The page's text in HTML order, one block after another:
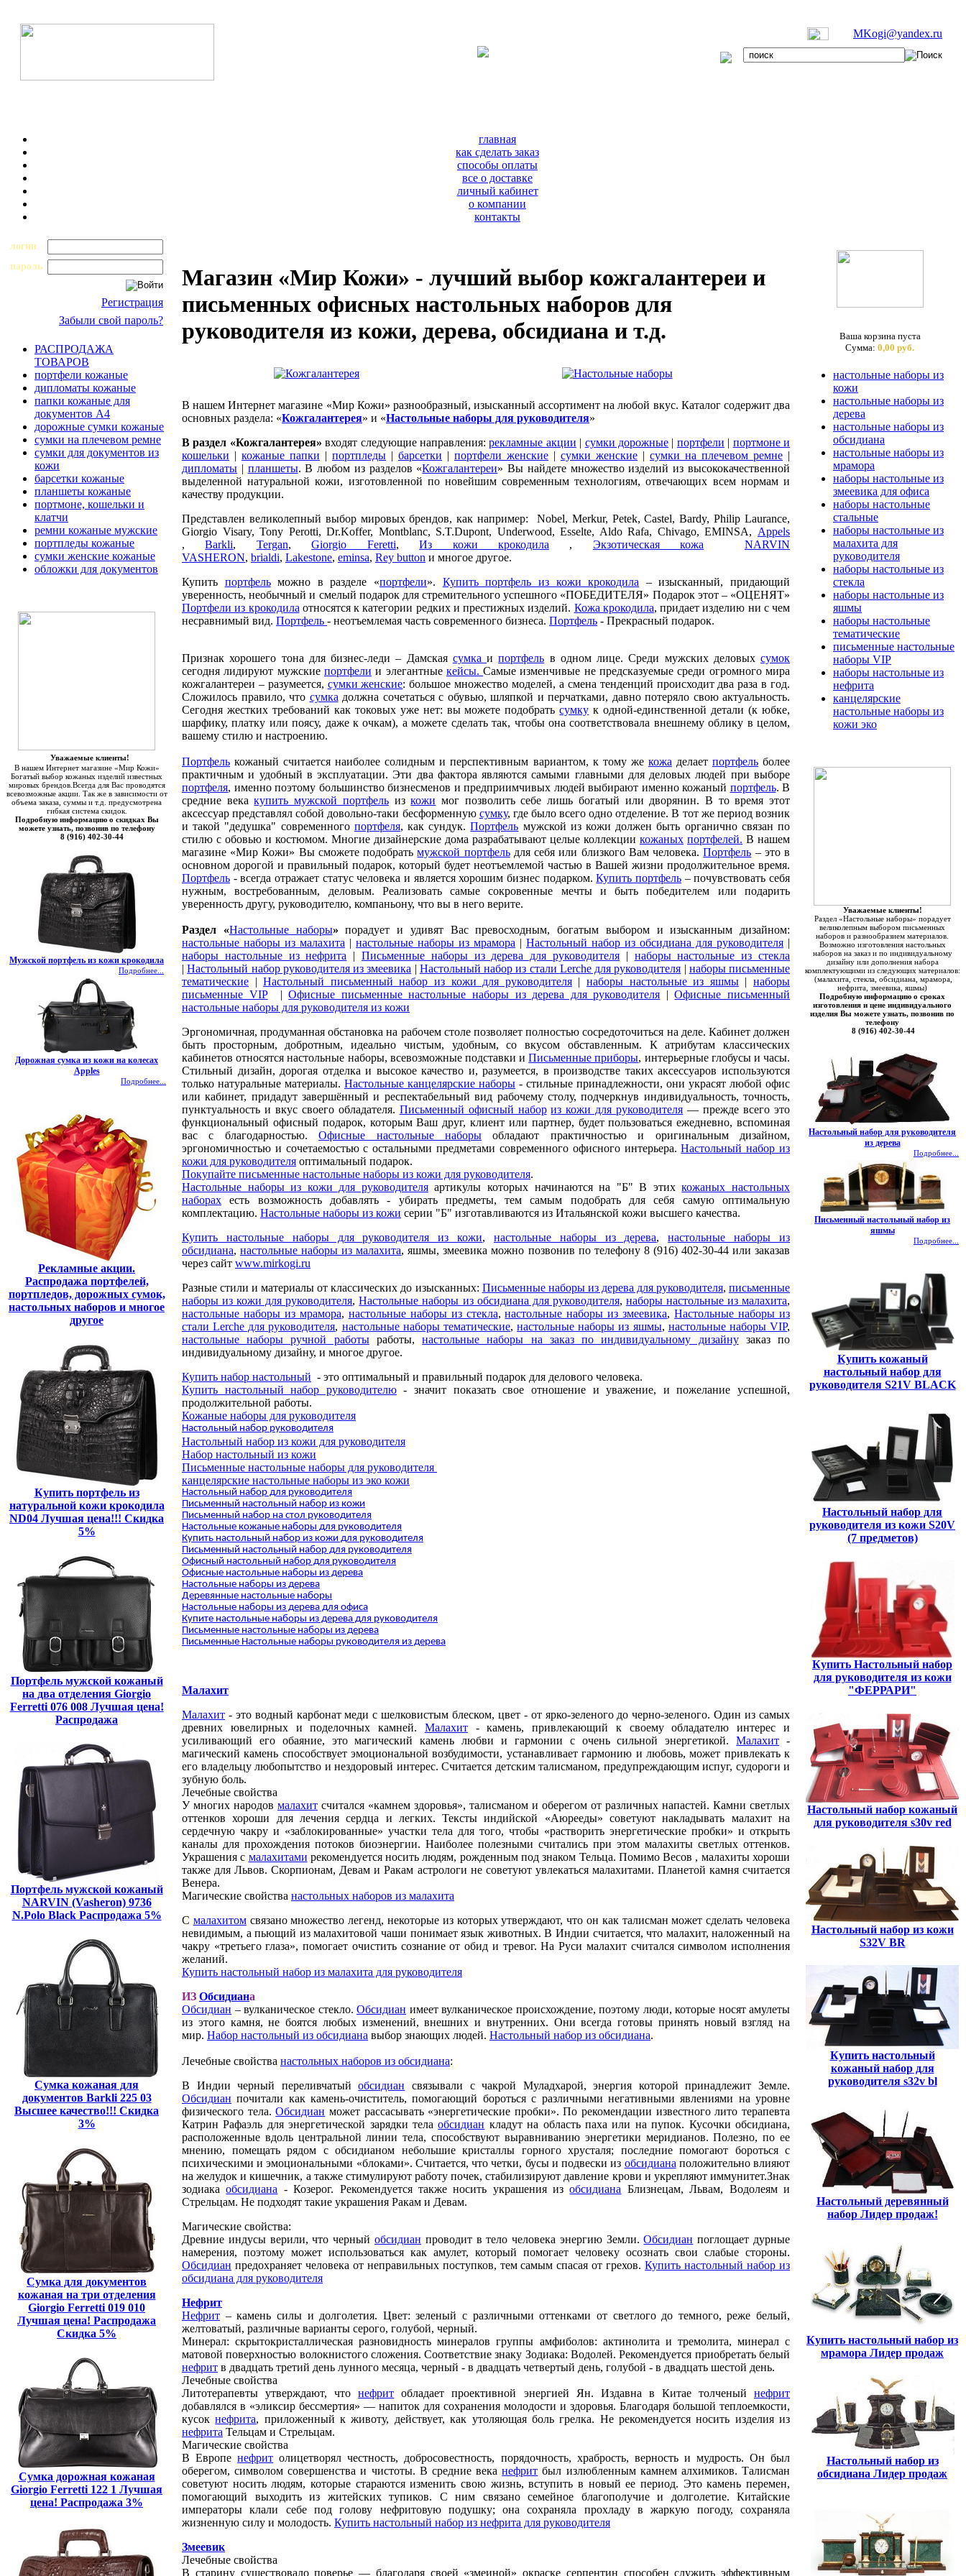
MKogi@yandex.ru
главная
как сделать заказ
способы оплаты
все о доставке
личный кабинет
о компании
контакты
логин
пароль
Регистрация
Забыли свой пароль?
РАСПРОДАЖА
ТОВАРОВ
портфели кожаные
дипломаты кожаные
папки кожаные для
документов А4
дорожные сумки кожаные
сумки на плечевом ремне
сумки для документов из
кожи
барсетки кожаные
планшеты кожаные
портмоне, кошельки и
клатчи
ремни кожаные мужские
портпледы кожаные
сумки женские кожаные
обложки для документов
Уважаемые клиенты!
В нашем Интернет магазине «Мир Кожи»
Богатый выбор кожаных изделий известных
мировых брендов.Всегда для Вас проводятся
всевозможные акции. Так же в зависимости от
объема заказа, суммы и т.д. предусмотрена
гибкая система скидок.
Подробную информацию о скидках Вы
можете узнать, позвонив по телефону
8 (916) 402-30-44
Мужской портфель из кожи крокодила
Подробнее...
Дорожная сумка из кожи на колесах
Apples
Подробнее...
Рекламные акции.
Распродажа портфелей,
портпледов, дорожных сумок,
настольных наборов и многое
другое
Купить портфель из
натуральной кожи крокодила
ND04 Лучшая цена!!! Скидка
5%
Портфель мужской кожаный
на два отделения Giorgio
Ferretti 076 008 Лучшая цена!
Распродажа
Портфель мужской кожаный
NARVIN (Vasheron) 9736
N.Polo Black Распродажа 5%
Сумка кожаная для
документов Barkli 225 03
Высшее качество!!! Скидка
3%
Сумка для документов
кожаная на три отделения
Giorgio Ferretti 019 010
Лучшая цена! Распродажа
Скидка 5%
Сумка дорожная кожаная
Giorgio Ferretti 122 1 Лучшая
цена! Распродажа 3%
Магазин «Мир Кожи» - лучший выбор кожгалантереи и
письменных офисных настольных наборов для
руководителя из кожи, дерева, обсидиана и т.д.
В нашем Интернет магазине «Мир Кожи» разнообразный, изысканный ассортимент на любой вкус. Каталог содержит два
основных раздела: «Кожгалантерея» и «Настольные наборы для руководителя»
В раздел «Кожгалантерея» входят следующие направления:рекламные акции | сумки дорожные | портфели | портмоне и
кошельки | кожаные папки | портпледы | барсетки | портфели женские | сумки женские | сумки на плечевом ремне |
дипломаты | планшеты. В любом из разделов «Кожгалантереи» Вы найдете множество изделий из высококачественной
выделенной натуральной кожи, изготовленной по новейшим современным технологиям, отвечающих всем нормам и
качеству продукции.
Представлен великолепный выбор мировых брендов, как например: Nobel, Merkur, Petek, Castel, Bardy, Philip Laurance,
Giorgio Visary, Tony Perotti, Dr.Koffer, Montblanc, S.T.Dupont, Underwood, Esselte, Aldo Rafa, Chivago, EMINSA, Appels
,Barkli, Tergan,Giorgio Feretti,Из кожи крокодила , Экзотическая кожа
NARVIN
VASHERON, brialdi, Lakestone, eminsa, Rey button и многое другое.
Купить портфельможно в разделе «портфели». Купить портфель из кожи крокодила – изысканный, придающий
уверенность, необычный и смелый подарок для стремительного успешного «ПОБЕДИТЕЛЯ» Подарок этот – «ОЦЕНЯТ»
Портфели из крокодила относятся к категории редких и престижных изделий. Кожа крокодила, придает изделию ни с чем
несравнимый вид. Портфель - неотъемлемая часть современного бизнеса. Портфель - Прекрасный подарок.
Признак хорошего тона для бизнес-леди – Дамская сумка ипортфель в одном лице. Среди мужских деловых сумок
сегодня лидируют мужские портфели и элегантные кейсы.Самые изменчивые не предсказуемые среди огромного мира
кожгалантереи – разумеется, сумки женские: большое множество моделей, а смена тенденций происходит два раза в год.
Сложилось правило, что сумка должна сочетаться с обувью, шляпкой и перчатками, давно потеряло свою актуальность.
Сегодня жестких требований как токовых уже нет: вы можете подобратьсумку к одной-единственной детали (к юбке,
шарфику, платку или поясу, даже к очкам), а можете сделать так, чтобы она соответствовала внешнему облику в целом,
вашему стилю и настроению.
Портфель кожаный считается наиболее солидным и перспективным вариантом, к тому же кожа делает портфельболее
практичным и удобный в эксплуатации. Эти два фактора являются самыми главными для деловых людей при выборе
портфеля, именно поэтому большинство бизнесменов и предприимчивых людей выбирают именно кожаный портфель. В
средние векакупить мужской портфельизкожи мог позволить себе лишь богатый или дворянин. В то время этот
аксессуар представлял собой довольно-таки бесформенную сумку, где было всего одно отделение. В тот же период возник
и такой "дедушка" современного портфеля, как сундук.Портфель мужской из кожи должен быть органично связан по
стилю с обовью и костюмом. Многие дизайнерские дома разрабатывают целые коллекции кожаных портфелей. В нашем
магазине «Мир Кожи» Вы сможете подобратьмужской портфельдля себя или близкого Вам человека.Портфель – это в
основном дорогой и правильный подарок, который будет неотъемлемой частью в Вашей жизни продолжительное время.
Портфель - всегда отражает статус человека и является хорошим бизнес подарком.Купить портфель – почувствовать себя
нужным, востребованным, деловым. Реализовать самые сокровенные мечты и быть победителем или подарить
уверенность другу, руководителю, компаньону, что вы в него верите.
Раздел «Настольные наборы» порадует и удивят Вас превосходным, богатым выбором и изысканным дизайном:
настольные наборы из малахита | настольные наборы из мрамора | Настольный набор из обсидиана для руководителя |
наборы настольные из нефрита |Письменные наборы из дерева для руководителя | наборы настольные из стекла
|Настольный набор руководителя из змеевика | Настольный набор из стали Lerсhе для руководителя | наборы письменные
тематические |Настольный письменный набор из кожи для руководителя|наборы настольные из яшмы|наборы
письменные VIP|Офисные письменные настольные наборы из дерева для руководителя |Офисные письменный
настольные наборы для руководителя из кожи
Эргономичная, продуманная обстановка на рабочем столе позволяет полностью сосредоточиться на деле. Кабинет должен
быть просторным, добротным, идеально чистым, удобным, со вкусом обставленным. К атрибутам классических
кабинетов относятся настольные наборы, всевозможные подставки иПисьменные приборы, интерьерные глобусы и часы.
Стильный дизайн, дорогая отделка и высокое качество и, разумеется, в производстве таких аксессуаров используются
только натуральные материалы. Настольные канцелярские наборы - стильные принадлежности, они украсят любой офис
или кабинет, придадут завершённый и респектабельный вид рабочему столу, подчеркнув индивидуальность, точность,
пунктуальность и вкус своего обладателя. Письменный офисный набор из кожи для руководителя — прежде всего это
функциональный офисный подарок, которым Ваш друг, клиент или партнер, будет пользоваться ежедневно, вспоминая
вас с благодарностью.Офисные настольные наборы обладают практичностью и оригинальным дизайном,
эргономичностью и сочетаемостью с остальными предметами современного офисного интерьера.Настольный набор из
кожи для руководителя оптимальный подарок.
Покупайте письменные настольные наборы из кожи для руководителя.
Настольные наборы из кожи для руководителяартикулы которых начинаются на "Б" В этихкожаных настольных
наборах есть возможность добавлять - убирать предметы, тем самым подобрать для себя самую оптимальную
комплектацию. Настольные наборы из кожи серии "Б" изготавливаются из Итальянской кожи высшего качества.
Купить настольные наборы для руководителя из кожи, настольные наборы из дерева,настольные наборы из
обсидиана,настольные наборы из малахита, яшмы, змеевика можно позвонив по телефону 8 (916) 402-30-44 или заказав
через сайт www.mirkogi.ru
Разные стили и материалы от классических до изысканных: Письменные наборы из дерева для руководителя,письменные
наборы из кожи для руководителя,Настольные наборы из обсидиана для руководителя, наборы настольные из малахита,
настольные наборы из мрамора, настольные наборы из стекла,настольные наборы из змеевика,Настольные наборы из
сталиLerсhе для руководителя, настольные наборы тематические,настольные наборы из яшмы, настольные наборы VIP,
настольные наборы ручной работыработы,настольные наборы на заказ по индивидуальному дизайнузаказ по
индивидуальному дизайну, и многое другое.
Купить набор настольный - это оптимальный и правильный подарок для делового человека.
Купить настольный набор руководителю- значит показать свое отношение и уважение, и пожелание успешной,
продолжительной работы.
Кожаные наборы для руководителя
Настольный набор руководителя
Настольный набор из кожи для руководителя
Набор настольный из кожи
Письменные настольные наборы для руководителя
канцелярские настольные наборы из эко кожи
Настольный набор для руководителя
Письменный настольный набор из кожи
Письменный набор на стол руководителя
Настольные кожаные наборы для руководителя
Купить настольный набор из кожи для руководителя
Письменный настольный набор для руководителя
Офисный настольный набор для руководителя
Офисные настольные наборы из дерева
Настольные наборы из дерева
Деревянные настольные наборы
Настольные наборы из дерева для офиса
Купите настольные наборы из дерева для руководителя
Письменные настольные наборы из дерева
Письменные Настольные наборы руководителя из дерева
Малахит
Малахит - это водный карбонат меди с шелковистым блеском, цвет - от ярко-зеленого до черно-зеленого. Один из самых
древних ювелирных и поделочных камней. Малахит- камень, привлекающий к своему обладателю интерес и
усиливающий его обаяние, это магический камень любви и гармонии с очень сильной энергетикой.Малахит -
магический камень способствует эмоциональной возбудимости, устанавливает гармонию и любовь, может привлекать к
его владельцу любопытство и нездоровый интерес. Считается детским талисманом, предупреждающим испуг, судороги и
зубную боль.
Лечебные свойства
У многих народов малахит считался «камнем здоровья», талисманом и оберегом от различных напастей. Камни светлых
оттенков хороши для лечения сердца и легких. Тексты индийской «Аюрееды» советуют накладывать малахит на
сердечную чакру и «заблокированные» участки тела для того, чтобы «растворить энергетические пробки» и открыть
каналы для прохождения потоков биоэнергии. Наиболее полезными считались при этом малахиты светлых оттенков.
Украшения с малахитами рекомендуется носить людям, рожденным под знаком Тельца. Помимо Весов , малахиты хороши
также для Львов. Скорпионам, Девам и Ракам астрологи не советуют увлекаться малахитами. Планетой камня считается
Венера.
Магические свойства настольных наборов из малахита
С малахитомсвязано множество легенд, некоторые из которых утверждают, что он как талисман может сделать человека
невидимым, а пьющий из малахитовой чаши понимает язык животных. В Индии считается, что малахит, наложенный на
чакру «третьего глаза», помогает очистить сознание от обид и тревог. На Руси малахит считался символом исполнения
желаний.
Купить настольный набор из малахита для руководителя
ИЗ Обсидиана
Обсидиан – вулканическое стекло. Обсидиан имеет вулканическое происхождение, поэтому люди, которые носят амулеты
из этого камня, не боятся любых изменений, внешних и внутренних. Они всегда готовы принять новый взгляд на
мир. Набор настольный из обсидиана выбор знающих людей. Настольный набор из обсидиана.
Лечебные свойства настольных наборов из обсидиана:
В Индии черный переливчатыйобсидиан связывали с чакрой Муладхарой, энергия которой принадлежит Земле.
Обсидиан почитали как камень-очиститель, помогающий бороться с различными негативными явлениями на уровне
физического тела.Обсидиан может рассасывать «энергетические пробки». По рекомендации известного лито терапевта
Катрин Рафаэль для энергетической зарядки телаобсидиан кладут на область паха или на пупок. Кусочки обсидиана,
расположенные вдоль центральной линии тела, способствуют выравниванию энергетики меридианов. Полезно, по ее
мнению, помещать рядом с обсидианом небольшие кристаллы горного хрусталя; последние помогают бороться с
психическими и эмоциональными «блоками». Считается, что четки, бусы и подвески из обсидиана положительно влияют
на желудок и кишечник, а также стимулируют работу почек, стабилизируют давление крови и укрепляют иммунитет.Знак
зодиакаобсидиана - Козерог. Рекомендуется также носить украшения изобсидиана Близнецам, Львам, Водолеям и
Стрельцам. Не подходят такие украшения Ракам и Девам.
Магические свойства:
Древние индусы верили, что черный обсидиан проводит в тело человека энергию Земли.Обсидиан поглощает дурные
намерения, поэтому может использоваться как амулет, который помогает человеку осознать свои слабые стороны.
Обсидиан предохраняет человека от неправильных поступков, тем самым спасая от грехов.Купить настольный набор из
обсидиана для руководителя
Нефрит
Нефрит – камень силы и долголетия. Цвет: зеленый с различными оттенками от светлого до темного, реже белый,
желтоватый, различные варианты серого, голубой, черный.
Минерал: скрытокристаллическая разновидность минералов группы амфиболов: актинолита и тремолита, минерал с
матовой поверхностью волокнистого сложения. Соответствие знаку Зодиака: Водолей. Рекомендуется приобретать белый
нефрит в двадцать третий день лунного месяца, черный - в двадцать четвертый день, голубой - в двадцать шестой день.
Лечебные свойства
Литотерапевты утверждают, чтонефрит обладает проективной энергией Ян. Издавна в Китае толченый нефрит
добавлялся в «эликсир бессмертия» — напиток для сохранения молодости и здоровья. Благодаря большой теплоемкости,
кусокнефрита, приложенный к животу, действует, как утоляющая боль грелка. Не рекомендуется носить изделия из
нефрита Тельцам и Стрельцам.
Магические свойства
В Европенефрит олицетворял честность, добросовестность, порядочность, храбрость, верность и мудрость. Он был
оберегом, символом совершенства и чистоты. В средние веканефрит был излюбленным камнем алхимиков. Талисман
советуют носить людям, которые стараются изменить свою жизнь, вступить в новый ее период. Это камень перемен,
помогающий выходить из житейских тупиков. С ним связано семейное благополучие и долголетие. Китайские
императоры клали себе под голову нефритовую подушку; она сохраняла прохладу в жаркую погоду, сохраняла
жизненную силу и молодость. Купить настольный набор из нефрита для руководителя
Змеевик
Лечебные свойства
В старину существовало поверье — благодаря своей «змеиной» окраске серпентин способен служить эффективным
Ваша корзина пуста
Сумма: 0,00 руб.
настольные наборы из
кожи
настольные наборы из
дерева
настольные наборы из
обсидиана
настольные наборы из
мрамора
наборы настольные из
змеевика для офиса
наборы настольные
стальные
наборы настольные из
малахита для
руководителя
наборы настольные из
стекла
наборы настольные из
яшмы
наборы настольные
тематические
письменные настольные
наборы VIP
наборы настольные из
нефрита
канцелярские
настольные наборы из
кожи эко
Уважаемые клиенты!
Раздел «Настольные наборы» порадует
великолепным выбором письменных
наборов и разнообразием материалов.
Возможно изготовления настольных
наборов на заказ и по индивидуальному
дизайну или дополнения набора
комплектующими из следующих материалов:
(малахита, стекла, обсидиана, мрамора,
нефрита, змеевика, яшмы)
Подробную информацию о сроках
изготовления и цене индивидуального
изделия Вы можете узнать, позвонив по
телефону
8 (916) 402-30-44
Настольный набор для руководителя
из дерева
Подробнее...
Письменный настольный набор из
яшмы
Подробнее...
Купить кожаный
настольный набор для
руководителя S21V BLACK
Настольный набор для
руководителя из кожи S20V
(7 предметов)
Купить Настольный набор
для руководителя из кожи
"ФЕРРАРИ"
Настольный набор кожаный
для руководителя s30v red
Настольный набор из кожи
S32V BR
Купить настольный
кожаный набор для
руководителя s32v bl
Настольный деревянный
набор Лидер продаж!
Купить настольный набор из
мрамора Лидер продаж
Настольный набор из
обсидиана Лидер продаж